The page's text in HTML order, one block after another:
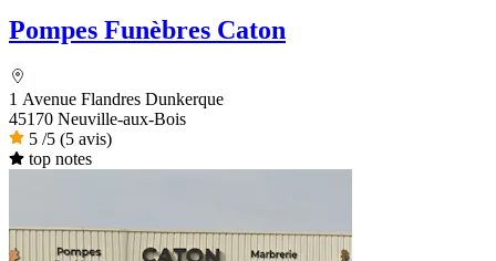
Pompes Funèbres Caton
1 Avenue Flandres Dunkerque
45170 Neuville-aux-Bois
5 /5 (5 avis)
top notes